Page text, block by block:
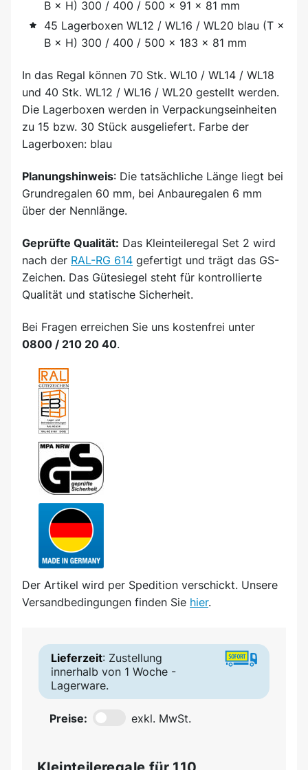
B × H) 300 / 400 / 500 × 91 × 81 mm
45 Lagerboxen WL12 / WL16 / WL20 blau (T ×
B × H) 300 / 400 / 500 × 183 × 81 mm
In das Regal können 70 Stk. WL10 / WL14 / WL18
und 40 Stk. WL12 / WL16 / WL20 gestellt werden.
Die Lagerboxen werden in Verpackungseinheiten
zu 15 bzw. 30 Stück ausgeliefert. Farbe der
Lagerboxen: blau
Planungshinweis: Die tatsächliche Länge liegt bei
Grundregalen 60 mm, bei Anbauregalen 6 mm
über der Nennlänge.
Geprüfte Qualität: Das Kleinteileregal Set 2 wird
nach der RAL-RG 614 gefertigt und trägt das GS-
Zeichen. Das Gütesiegel steht für kontrollierte
Qualität und statische Sicherheit.
Bei Fragen erreichen Sie uns kostenfrei unter
0800 / 210 20 40.
Der Artikel wird per Spedition verschickt. Unsere
Versandbedingungen finden Sie hier.
Lieferzeit: Zustellung
innerhalb von 1 Woche -
Lagerware.
Preise: exkl. MwSt.